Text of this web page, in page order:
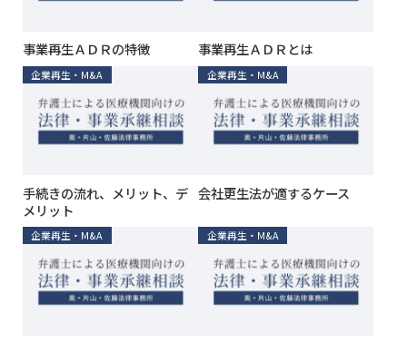
事業再生ＡＤＲの特徴 事業再生ＡＤＲとは
企業再生・M&A
手続きの流れ、メリット、デ
メリット
企業再生・M&A
会社更生法が適するケース
企業再生・M&A 企業再生・M&A